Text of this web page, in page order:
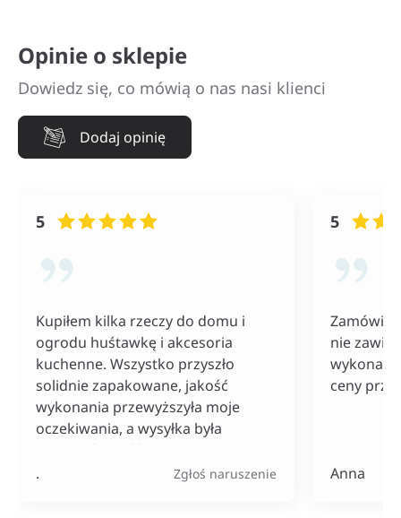
Opinie o sklepie
Dowiedz się, co mówią o nas nasi klienci
Dodaj opinię
5
Kupiłem kilka rzeczy do domu i
ogrodu huśtawkę i akcesoria
kuchenne. Wszystko przyszło
solidnie zapakowane, jakość
wykonania przewyższyła moje
oczekiwania, a wysyłka była
naprawdę szybka. Do tego ceny
bardzo konkurencyjne, szczególnie
. Zgłoś naruszenie
5
nie
ceny
Anna